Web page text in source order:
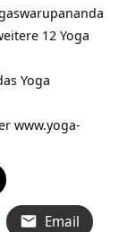
12 Yoga
Yoga
www.yoga-
Email